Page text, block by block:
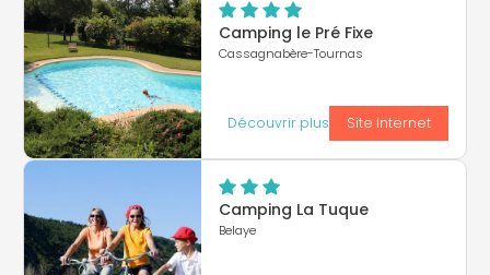
Camping le Pré Fixe
Cassagnabère-Tournas
Découvrir plus Site Internet
Camping La Tuque
Belaye